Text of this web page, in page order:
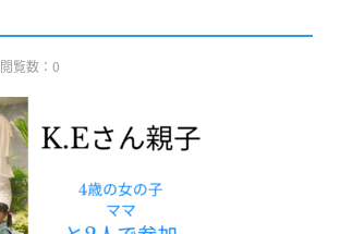
閲覧数：0